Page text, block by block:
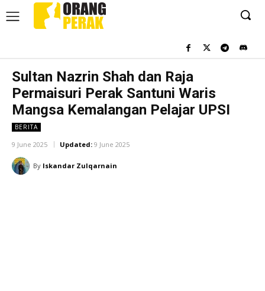
Sultan Nazrin Shah dan Raja
Permaisuri Perak Santuni Waris
Mangsa Kemalangan Pelajar UPSI
BERITA
9 June 2025 Updated: 9 June 2025
By Iskandar Zulqarnain